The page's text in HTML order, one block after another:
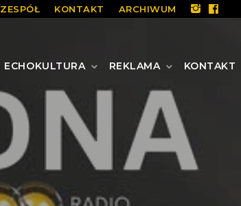
ZESPÓŁ KONTAKT ARCHIWUM
ECHOKULTURA REKLAMA KONTAKT